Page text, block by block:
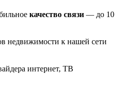
качество связи — до 10
недвижимости к нашей сети
интернет, ТВ